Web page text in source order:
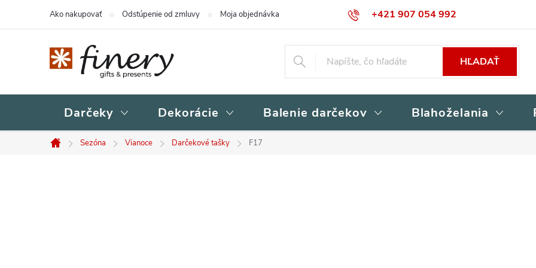
+421 907 054 992
Ako nakupovať Odstúpenie od zmluvy Moja objednávka Obchodné podmienky Podmienky ochrany
HĽADAŤ
Darčeky Dekorácie Balenie darčekov Blahoželania
Domov
Sezóna Vianoce Darčekové tašky F17